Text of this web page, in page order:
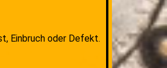
Einbruch oder Defekt.